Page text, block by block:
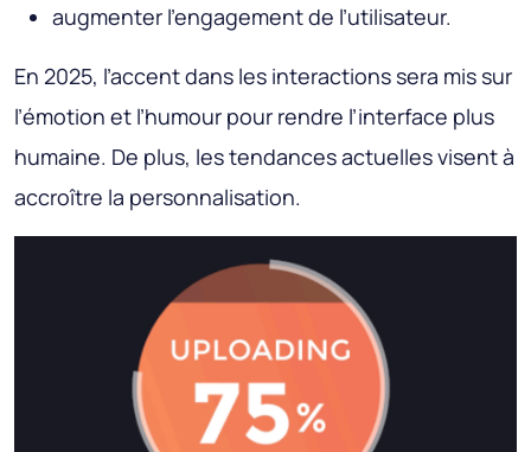
augmenter l’engagement de l’utilisateur.
En 2025, l’accent dans les interactions sera mis sur
l’émotion et l’humour pour rendre l’interface plus
humaine. De plus, les tendances actuelles visent à
accroître la personnalisation.